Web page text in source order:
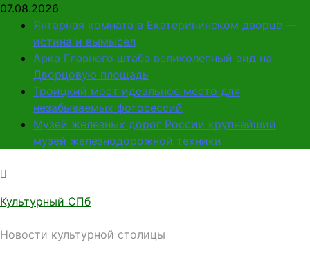
Перейти
содержимому
07.08.2026
Янтарная комната в Екатерининском дворце —
истина и вымысел
Арка Главного штаба великолепный вид на
Дворцовую площадь
Троицкий мост идеальное место для
незабываемых фотосессий
Музей железных дорог России крупнейший
музей железнодорожной техники
Культурный СПб
Новости культурной столицы